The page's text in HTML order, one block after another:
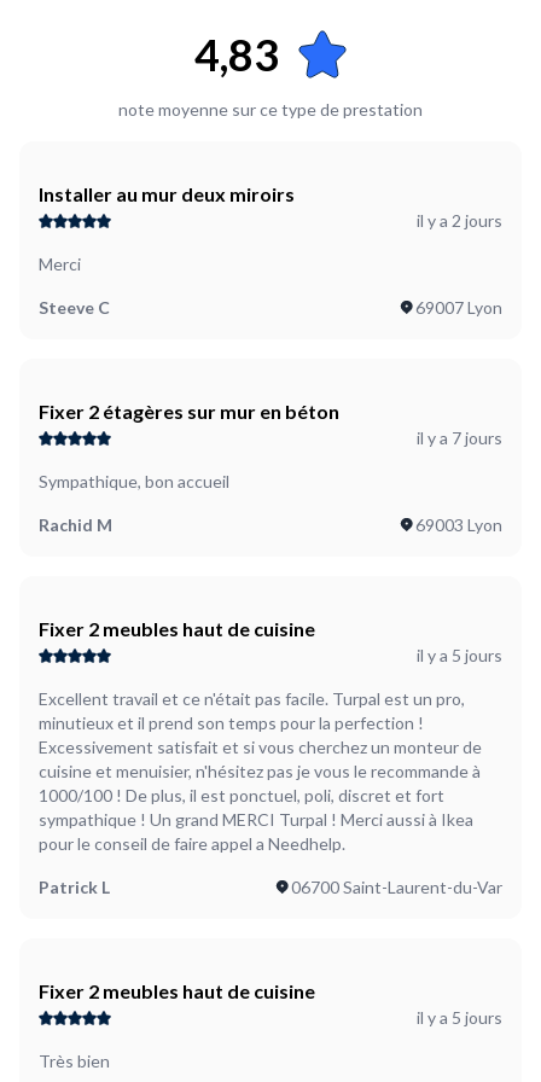
4,83
note moyenne sur ce type de prestation
Installer au mur deux miroirs
il y a 2 jours
Merci
Steeve C 69007 Lyon
Fixer 2 étagères sur mur en béton
il y a 7 jours
Sympathique, bon accueil
Rachid M 69003 Lyon
Fixer 2 meubles haut de cuisine
il y a 5 jours
Excellent travail et ce n'était pas facile. Turpal est un pro,
minutieux et il prend son temps pour la perfection !
Excessivement satisfait et si vous cherchez un monteur de
cuisine et menuisier, n'hésitez pas je vous le recommande à
1000/100 ! De plus, il est ponctuel, poli, discret et fort
sympathique ! Un grand MERCI Turpal ! Merci aussi à Ikea
pour le conseil de faire appel a Needhelp.
Patrick L 06700 Saint-Laurent-du-Var
Fixer 2 meubles haut de cuisine
il y a 5 jours
Très bien